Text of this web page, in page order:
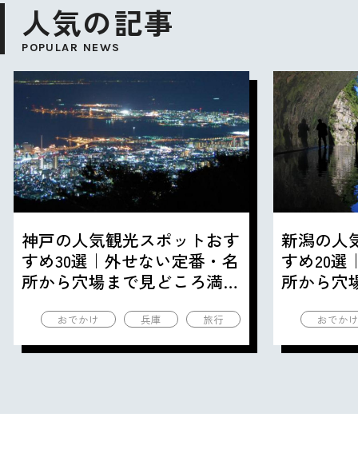
人気の記事
POPULAR NEWS
神戸の人気観光スポットおす
すめ30選｜外せない定番・名
所から穴場まで見どころ満載
おでかけ 兵庫 旅行
新潟の人
すめ20選
所から穴
おでか